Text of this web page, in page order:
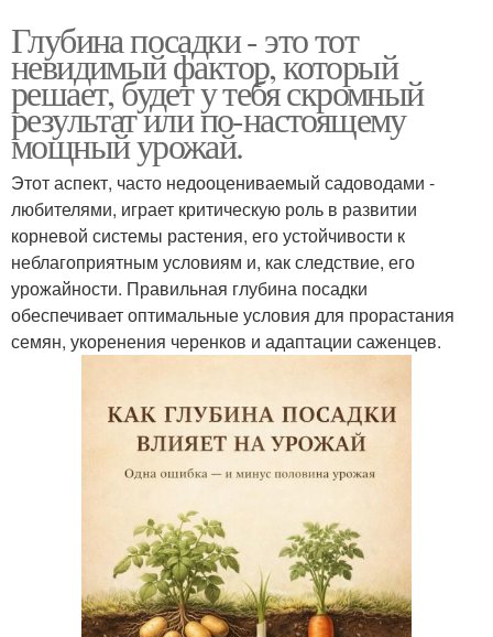
Глубина посадки - это тот
невидимый фактор, который
решает, будет у тебя скромный
результат или по-настоящему
мощный урожай.
Этот аспект, часто недооцениваемый садоводами -
любителями, играет критическую роль в развитии
корневой системы растения, его устойчивости к
неблагоприятным условиям и, как следствие, его
урожайности. Правильная глубина посадки
обеспечивает оптимальные условия для прорастания
семян, укоренения черенков и адаптации саженцев.